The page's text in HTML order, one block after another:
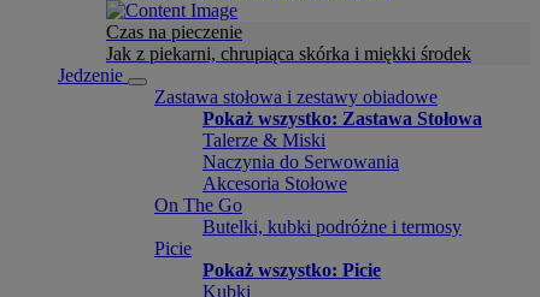
Czas na pieczenie
Jak z piekarni, chrupiąca skórka i miękki środek
Jedzenie
Zastawa stołowa i zestawy obiadowe
Pokaż wszystko: Zastawa Stołowa
Talerze & Miski
Naczynia do Serwowania
Akcesoria Stołowe
On The Go
Butelki, kubki podróżne i termosy
Picie
Pokaż wszystko: Picie
Kubki